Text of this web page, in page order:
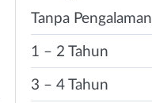
Tanpa Pengalaman
1 – 2 Tahun
3 – 4 Tahun